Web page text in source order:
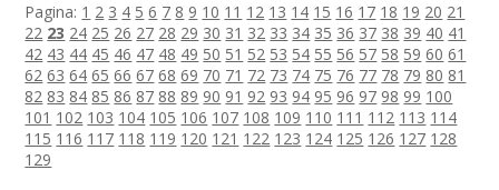
Pagina: 1 2 3 4 5 6 7 8 9 10 11 12 13 14 15 16 17 18 19 20 21
22 23 24 25 26 27 28 29 30 31 32 33 34 35 36 37 38 39 40 41
42 43 44 45 46 47 48 49 50 51 52 53 54 55 56 57 58 59 60 61
62 63 64 65 66 67 68 69 70 71 72 73 74 75 76 77 78 79 80 81
82 83 84 85 86 87 88 89 90 91 92 93 94 95 96 97 98 99 100
101 102 103 104 105 106 107 108 109 110 111 112 113 114
115 116 117 118 119 120 121 122 123 124 125 126 127 128
129